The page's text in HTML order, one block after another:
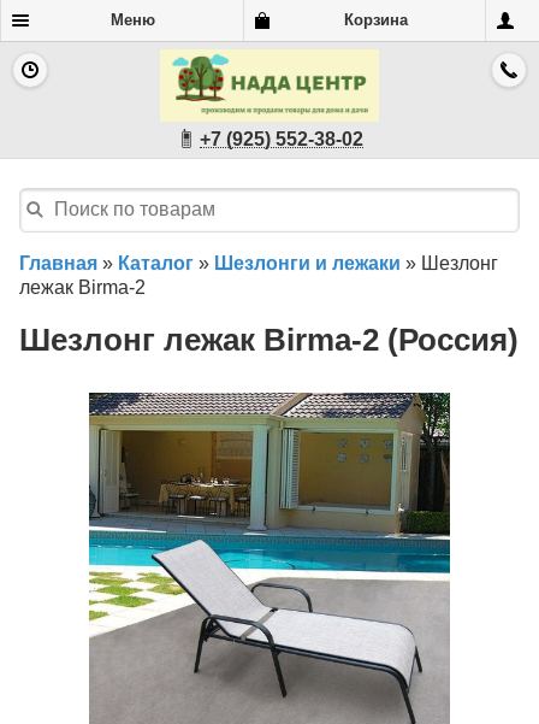
Меню Корзина
+7 (925) 552-38-02
Главная » Каталог » Шезлонги и лежаки » Шезлонг
лежак Birma-2
Шезлонг лежак Birma-2 (Россия)